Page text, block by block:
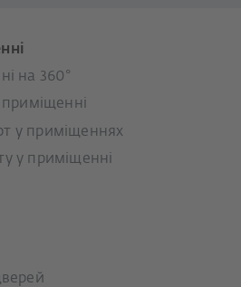
на 360°
у приміщеннях
у приміщенні